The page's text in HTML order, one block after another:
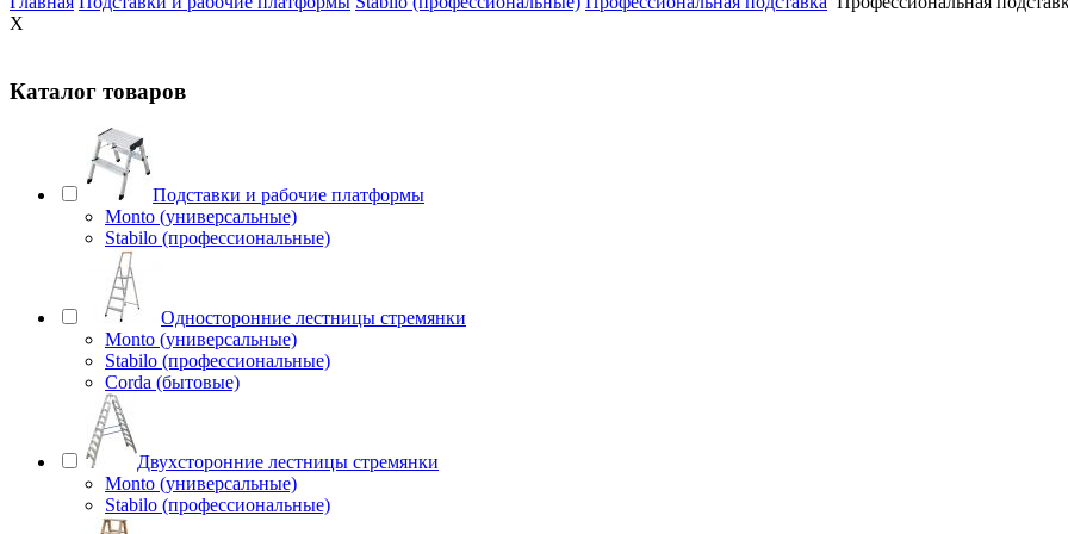
X
Каталог товаров
Подставки и рабочие платформы
Monto (универсальные)
Stabilo (профессиональные)
Односторонние лестницы стремянки
Monto (универсальные)
Stabilo (профессиональные)
Corda (бытовые)
Двухсторонние лестницы стремянки
Monto (универсальные)
Stabilo (профессиональные)